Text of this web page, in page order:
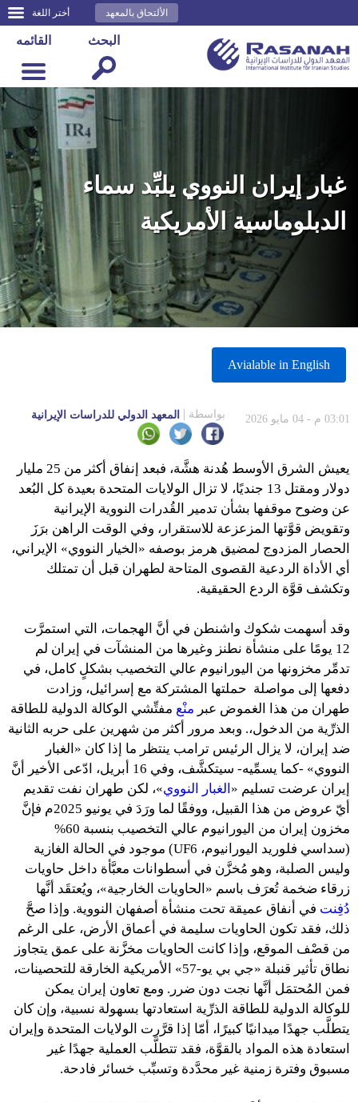
أختر اللغة الألتحاق بالمعهد
القائمه البحث
غبار إيران النووي يلبِّد سماء
الدبلوماسية الأمريكية
Avialable in English
03:01 م - 04 مايو 2026 بواسطة المعهد الدولي للدراسات الإيرانية
يعيش الشرق الأوسط هُدنة هشَّة، فبعد إنفاق أكثر من 25 مليار
دولار ومقتل 13 جنديًا، لا تزال الولايات المتحدة بعيدة كل البُعد
عن وضوح موقفها بشأن تدمير القُدرات النووية الإيرانية
وتقويض قوَّتها المزعزعة للاستقرار، وفي الوقت الراهن برَزَ
الحصار المزدوج لمضيق هرمز بوصفه «الخيار النووي» الإيراني،
أي الأداة الردعية القصوى المتاحة لطهران قبل أن تمتلك
وتكشف قوَّة الردع الحقيقية.
وقد أسهمت شكوك واشنطن في أنَّ الهجمات، التي استمرَّت
12 يومًا على منشأة نطنز وغيرها من المنشآت في إيران لم
تدمِّر مخزونها من اليورانيوم عالي التخصيب بشكلٍ كامل، في
دفعها إلى مواصلة حملتها المشتركة مع إسرائيل، وزادت
طهران من هذا الغموض عبر منْع مفتِّشي الوكالة الدولية للطاقة
الذرِّية من الدخول،. وبعد مرور أكثر من شهرين على حربه الثانية
ضد إيران، لا يزال الرئيس ترامب ينتظر ما إذا كان «الغبار
النووي» -كما يسمِّيه- سيتكشَّف، وفي 16 أبريل، ادّعى الأخير أنَّ
إيران عرضت تسليم « الغبار النووي»، لكن طهران نفت تقديم
أيّ عروض من هذا القبيل، ووفقًا لما ورَدَ في يونيو 2025م فإنَّ
مخزون إيران من اليورانيوم عالي التخصيب بنسبة 60%
(سداسي فلوريد اليورانيوم، UF6) موجود في الحالة الغازية
وليس الصلبة، وهو مُخزَّن في أسطوانات معبَّأة داخل حاويات
زرقاء ضخمة تُعرَف باسم «الحاويات الخارجية»، ويُعتقَد أنَّها
دفِنت في أنفاق عميقة تحت منشأة أصفهان النووية. وإذا صحَّ
ذلك، فقد تكون الحاويات سليمة في أعماق الأرض، على الرغم
من قصْف الموقع، وإذا كانت الحاويات مخزَّنة على عمق يتجاوز
نطاق تأثير قنبلة «جي بي يو-57» الأمريكية الخارقة للتحصينات،
فمن المُحتمَل أنَّها نجت دون ضرر. ومع تعاون إيران يمكن
للوكالة الدولية للطاقة الذرِّية استعادتها بسهولة نسبية، وإن كان
يتطلَّب جهدًا ميدانيًا كبيرًا، أمّا إذا قرَّرت الولايات المتحدة وإيران
استعادة هذه المواد بالقوَّة، فقد تتطلَّب العملية جهدًا غير
مسبوق وفترة زمنية غير محدَّدة وتسبِّب خسائر فادحة.